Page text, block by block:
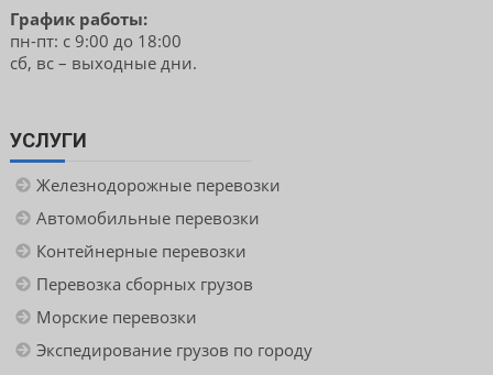
График работы:
пн-пт: с 9:00 до 18:00
сб, вс – выходные дни.
УСЛУГИ
Железнодорожные перевозки
Автомобильные перевозки
Контейнерные перевозки
Перевозка сборных грузов
Морские перевозки
Экспедирование грузов по городу